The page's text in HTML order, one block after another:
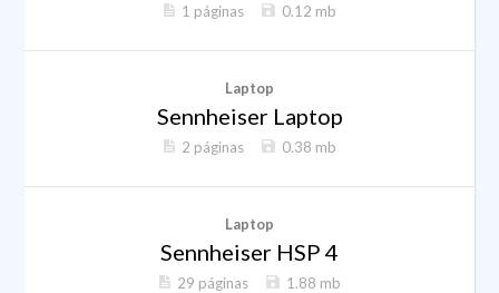
1 páginas 0.12 mb
Laptop
Sennheiser Laptop
2 páginas 0.38 mb
Laptop
Sennheiser HSP 4
29 páginas 1.88 mb